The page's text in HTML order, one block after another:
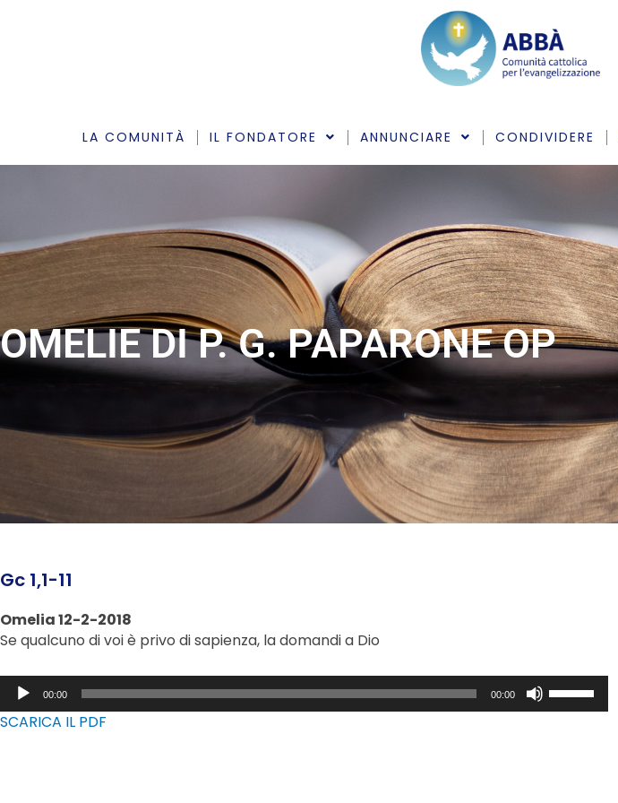
LA COMUNITÀ IL FONDATORE ANNUNCIARE CONDIVIDERE
OMELIE DI P. G. PAPARONE OP
Gc 1,1-11
Omelia 12-2-2018
Se qualcuno di voi è privo di sapienza, la domandi a Dio
Audio
Player
00:00 00:00
SCARICA IL PDF